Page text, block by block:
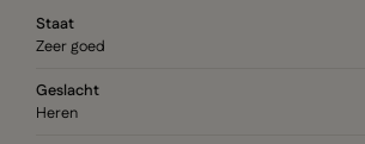
Staat
Zeer goed
Geslacht
Heren